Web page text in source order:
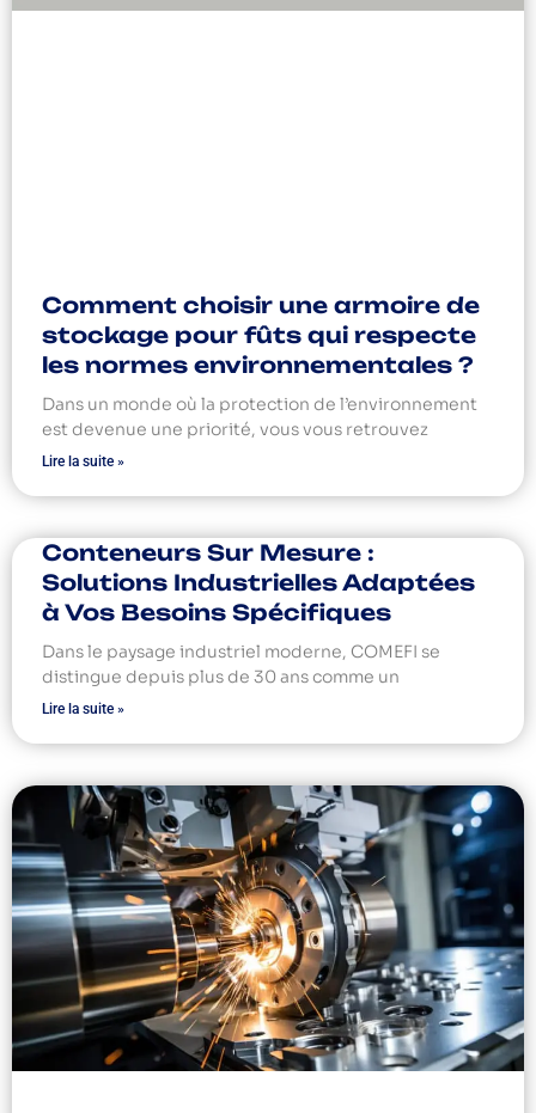
Comment choisir une armoire de
stockage pour fûts qui respecte
les normes environnementales ?
Dans un monde où la protection de l’environnement
est devenue une priorité, vous vous retrouvez
Lire la suite »
Conteneurs Sur Mesure :
Solutions Industrielles Adaptées
à Vos Besoins Spécifiques
Dans le paysage industriel moderne, COMEFI se
distingue depuis plus de 30 ans comme un
Lire la suite »